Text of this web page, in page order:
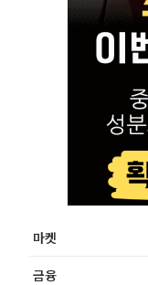
마켓
금융